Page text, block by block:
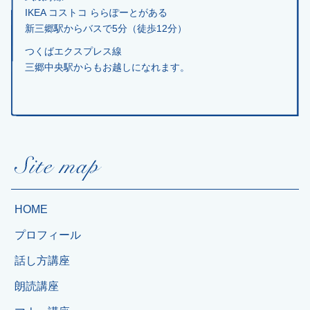
IKEA コストコ ららぽーとがある
新三郷駅からバスで5分（徒歩12分）
つくばエクスプレス線
三郷中央駅からもお越しになれます。
HOME
プロフィール
話し方講座
朗読講座